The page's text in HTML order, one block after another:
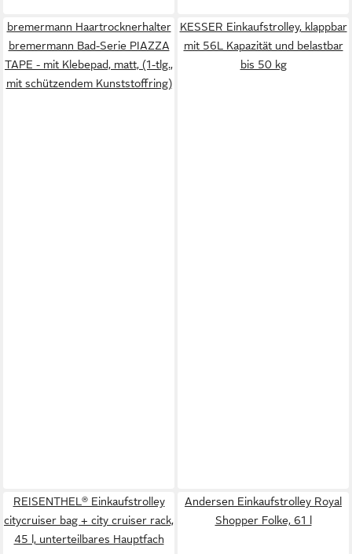
bremermann Haartrocknerhalter
bremermann Bad-Serie PIAZZA
TAPE - mit Klebepad, matt, (1-tlg.,
mit schützendem Kunststoffring)
KESSER Einkaufstrolley, klappbar
mit 56L Kapazität und belastbar
bis 50 kg
REISENTHEL® Einkaufstrolley
citycruiser bag + city cruiser rack,
45 l, unterteilbares Hauptfach
Andersen Einkaufstrolley Royal
Shopper Folke, 61 l